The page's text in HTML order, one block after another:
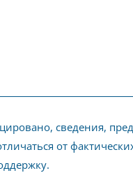
сведения,
от